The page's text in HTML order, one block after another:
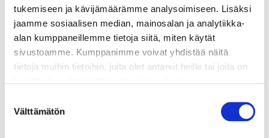
tukemiseen ja kävijämäärämme analysoimiseen. Lisäksi
jaamme sosiaalisen median, mainosalan ja analytiikka-
alan kumppaneillemme tietoja siitä, miten käytät
sivustoamme. Kumppanimme voivat yhdistää näitä
tietoja muihin tietoihin, joita olet antanut heille tai joita on
tai vanhempi. Vahvista ikäsi käyttääksesi sivustoa.
valinta
Välttämätön
lisätietoja
800 g siikafileetä
1 tl sormisuolaa
2 rkl rypsiöljyä